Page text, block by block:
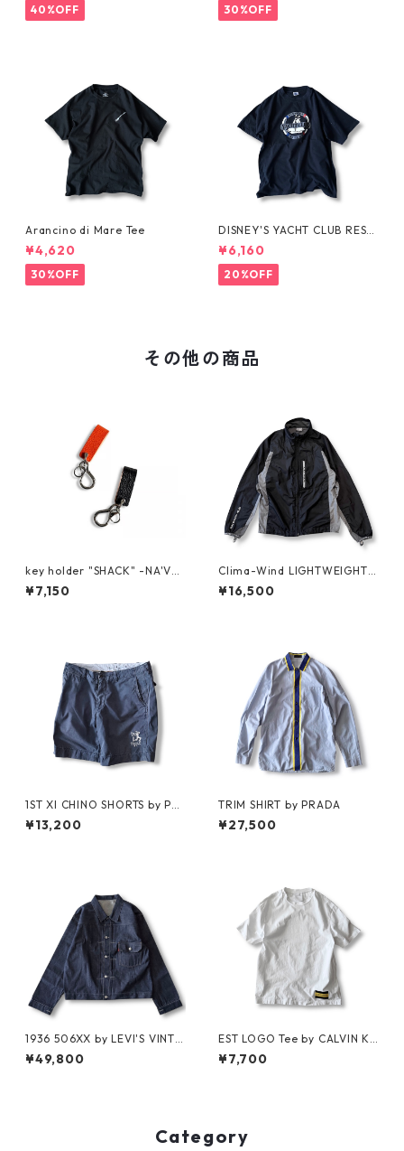
40%OFF 30%OFF
Arancino di Mare Tee
¥4,620
30%OFF
DISNEY'S YACHT CLUB RESO
RT Tee
¥6,160
20%OFF
その他の商品
key holder "SHACK" -NA'VV
Y-
¥7,150
Clima-Wind LIGHTWEIGHT J
KT by SALOMON
¥16,500
1ST XI CHINO SHORTS by Pol
o Ralph Lauren
¥13,200
TRIM SHIRT by PRADA
¥27,500
1936 506XX by LEVI'S VINTA
GE GLOTHING NO-WASH
¥49,800
EST LOGO Tee by CALVIN KL
EIN JEANS ESTABLISHED.1978
¥7,700
Category